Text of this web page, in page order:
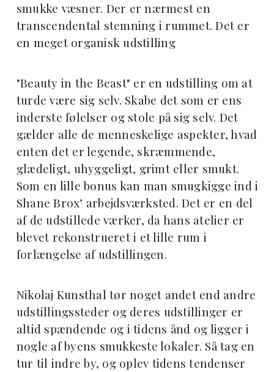
smukke væsner. Der er nærmest en
transcendental stemning i rummet. Det er
en meget organisk udstilling
"Beauty in the Beast" er en udstilling om at
turde være sig selv. Skabe det som er ens
inderste følelser og stole på sig selv. Det
gælder alle de menneskelige aspekter, hvad
enten det er legende, skræmmende,
glædeligt, uhyggeligt, grimt eller smukt.
Som en lille bonus kan man smugkigge ind i
Shane Brox’ arbejdsværksted. Det er en del
af de udstillede værker, da hans atelier er
blevet rekonstrueret i et lille rum i
forlængelse af udstillingen.
Nikolaj Kunsthal tør noget andet end andre
udstillingssteder og deres udstillinger er
altid spændende og i tidens ånd og ligger i
nogle af byens smukkeste lokaler. Så tag en
tur til indre by, og oplev tidens tendenser